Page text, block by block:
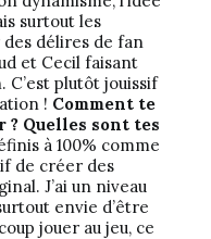
surtout les
délires de fan
et Cecil faisant
plutôt jouissif
! Comment te
Quelles sont tes
à 100% comme
de créer des
J’ai un niveau
envie d’être
jouer au jeu, ce